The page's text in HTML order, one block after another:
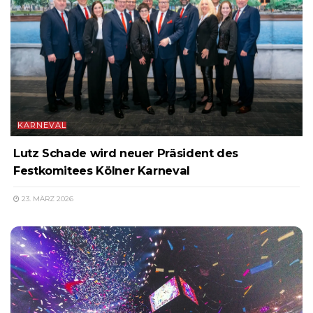
KARNEVAL
Lutz Schade wird neuer Präsident des
Festkomitees Kölner Karneval
23. MÄRZ 2026